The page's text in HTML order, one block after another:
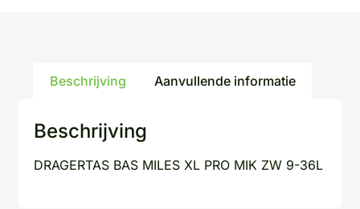
Beschrijving Aanvullende informatie
Beschrijving
DRAGERTAS BAS MILES XL PRO MIK ZW 9-36L